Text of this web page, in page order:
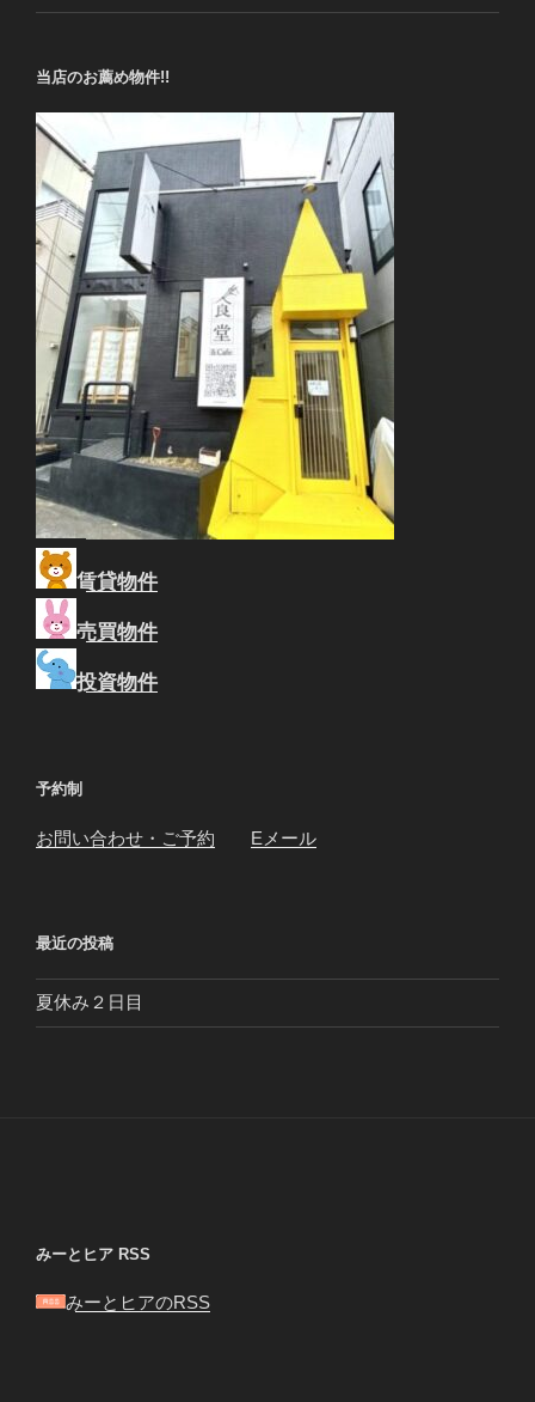
当店のお薦め物件!!
賃貸物件
売買物件
投資物件
予約制
お問い合わせ・ご予約 Eメール
最近の投稿
夏休み２日目
みーとヒア RSS
みーとヒアのRSS